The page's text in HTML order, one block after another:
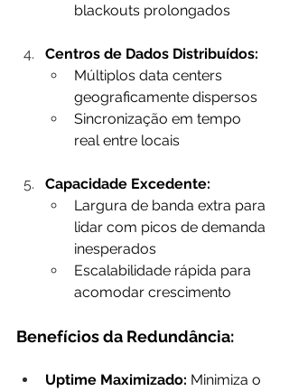
blackouts prolongados
Centros de Dados Distribuídos:
Múltiplos data centers
geograficamente dispersos
Sincronização em tempo
real entre locais
Capacidade Excedente:
Largura de banda extra para
lidar com picos de demanda
inesperados
Escalabilidade rápida para
acomodar crescimento
Benefícios da Redundância:
Uptime Maximizado: Minimiza o